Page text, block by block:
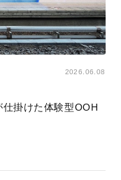
2026.06.08
仕掛けた体験型OOH